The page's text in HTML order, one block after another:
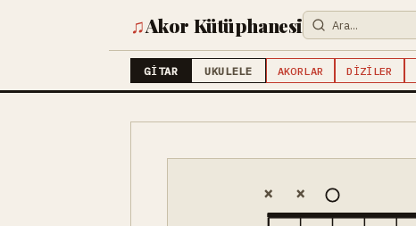
♫Akor Kütüphanesi
GITAR UKULELE AKORLAR DIZILER
× ×